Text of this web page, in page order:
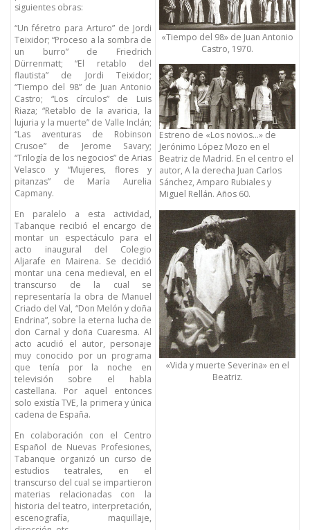
siguientes obras:
“Un féretro para Arturo” de Jordi
Teixidor; “Proceso a la sombra de
un burro” de Friedrich
Dürrenmatt; “El retablo del
flautista” de Jordi Teixidor;
“Tiempo del 98” de Juan Antonio
Castro; “Los círculos” de Luis
Riaza; “Retablo de la avaricia, la
lujuria y la muerte” de Valle Inclán;
“Las aventuras de Robinson
Crusoe” de Jerome Savary;
“Trilogía de los negocios” de Arias
Velasco y “Mujeres, flores y
pitanzas” de María Aurelia
Capmany.
En paralelo a esta actividad,
Tabanque recibió el encargo de
montar un espectáculo para el
acto inaugural del Colegio
Aljarafe en Mairena. Se decidió
montar una cena medieval, en el
transcurso de la cual se
representaría la obra de Manuel
Criado del Val, “Don Melón y doña
Endrina”, sobre la eterna lucha de
don Carnal y doña Cuaresma. Al
acto acudió el autor, personaje
muy conocido por un programa
que tenía por la noche en
televisión sobre el habla
castellana. Por aquel entonces
solo existía TVE, la primera y única
cadena de España.
En colaboración con el Centro
Español de Nuevas Profesiones,
Tabanque organizó un curso de
estudios teatrales, en el
transcurso del cual se impartieron
materias relacionadas con la
historia del teatro, interpretación,
escenografía, maquillaje,
«Tiempo del 98» de Juan Antonio
Castro, 1970.
Estreno de «Los novios…» de
Jerónimo López Mozo en el
Beatriz de Madrid. En el centro el
autor, A la derecha Juan Carlos
Sánchez, Amparo Rubiales y
Miguel Rellán. Años 60.
«Vida y muerte Severina» en el
Beatriz.